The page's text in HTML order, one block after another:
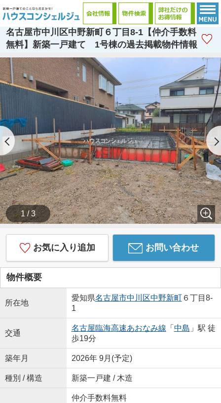
名古屋市中川区中野新町６丁目8-1【仲介手数料
無料】新築一戸建て 1号棟の過去掲載物件情報
1 / 3
お気に入り追加 お問い合わせ
物件概要
所在地
愛知県名古屋市中川区中野新町６丁目8-
1
交通
名古屋臨海高速あおなみ線 「 中島 」駅 徒
歩19分
築年月 2026年 9月(予定)
種別 / 構造 新築一戸建 / 木造
仲介手数料無料